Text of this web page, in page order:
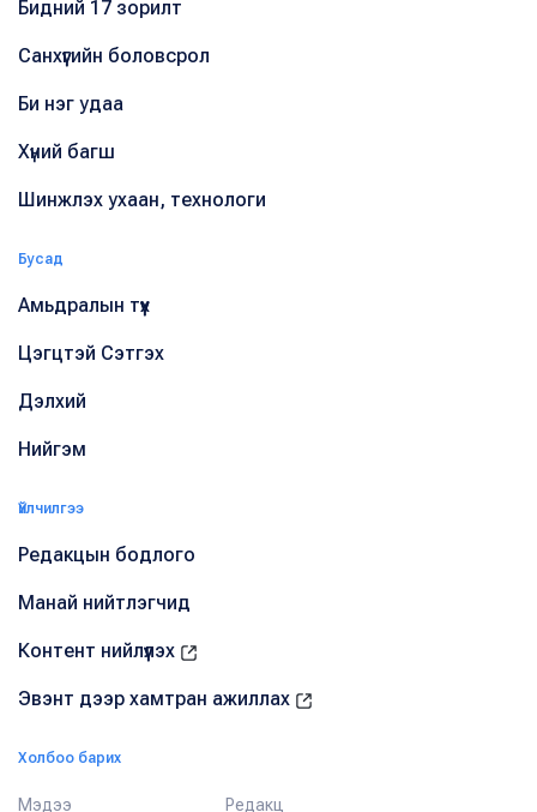
Бидний 17 зорилт
Санхүүгийн боловсрол
Би нэг удаа
Хүний багш
Шинжлэх ухаан, технологи
Бусад
Амьдралын түүх
Цэгцтэй Сэтгэх
Дэлхий
Нийгэм
Үйлчилгээ
Редакцын бодлого
Манай нийтлэгчид
Контент нийлүүлэх
Эвэнт дээр хамтран ажиллах
Холбоо барих
Мэдээ Редакц